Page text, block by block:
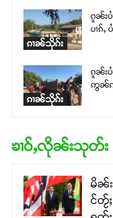
ၵၢၼ်သိုၵ်း
ၵူၼ်း
ပၢၵ်ႇ
ၵၢၼ်သိုၵ်း
ၵူၼ်းပ
ဢွၼ်ၵ
ၶၢဝ်ႇလိုၼ်းသုတ်း
မိၼ်
င်တႂ်